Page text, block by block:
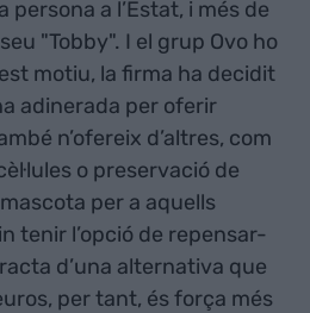
persona a l’Estat, i més de
"Tobby". I el grup Ovo ho
motiu, la firma ha decidit
adinerada per oferir
n’ofereix d’altres, com
o preservació de
mascota per a aquells
tenir l’opció de repensar-
d’una alternativa que
per tant, és força més